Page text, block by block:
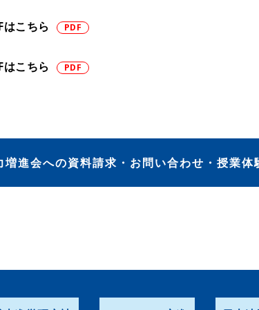
はこちら
はこちら
増進会への資料請求・お問い合わせ・授業体